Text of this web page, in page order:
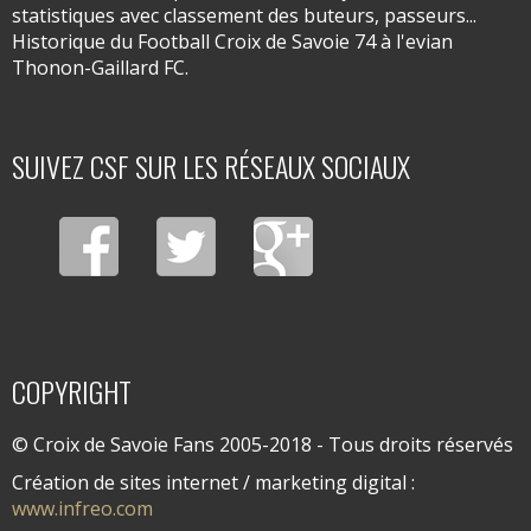
statistiques avec classement des buteurs, passeurs...
Historique du Football Croix de Savoie 74 à l'evian
Thonon-Gaillard FC.
SUIVEZ CSF SUR LES RÉSEAUX SOCIAUX
COPYRIGHT
© Croix de Savoie Fans 2005-2018 - Tous droits réservés
Création de sites internet / marketing digital :
www.infreo.com